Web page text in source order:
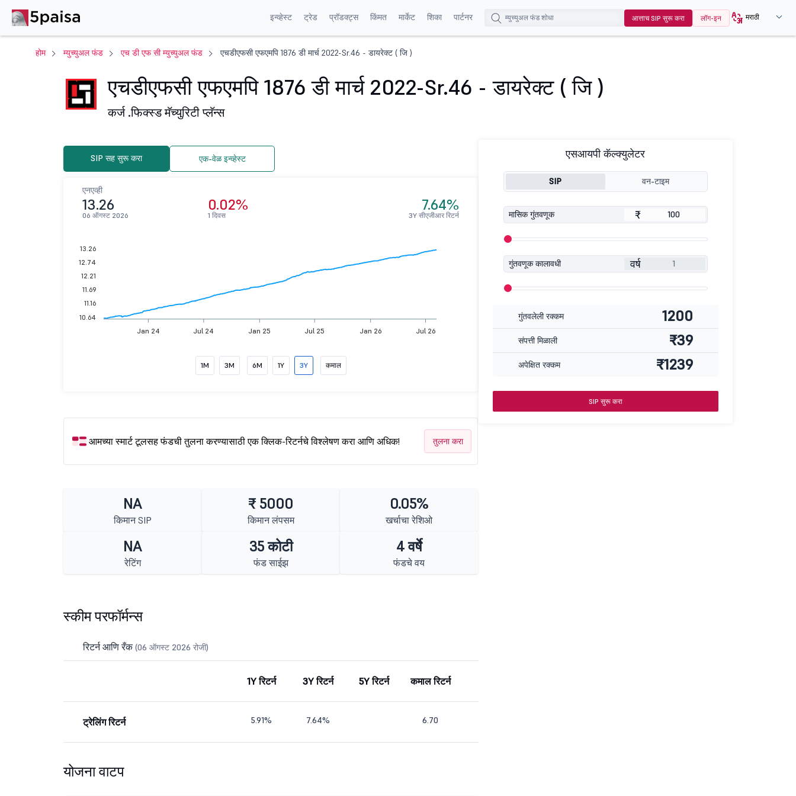
इन्व्हेस्ट ट्रेड प्रॉडक्ट्स किंमत मार्केट शिका पार्टनर आत्ताच SIP सुरू करा लॉग-इन मराठी
होम म्युच्युअल फंड एच डी एफ सी म्युच्युअल फंड एचडीएफसी एफएमपि 1876 डी मार्च 2022-Sr.46 - डायरेक्ट ( जि )
एचडीएफसी एफएमपि 1876 डी मार्च 2022-Sr.46 - डायरेक्ट ( जि )
कर्ज .फिक्स्ड मॅच्युरिटी प्लॅन्स
SIP सह सुरू करा एक-वेळ इन्व्हेस्ट
एनएव्ही
13.26
06 ऑगस्ट 2026
0.02%
1 दिवस
7.64%
3Y सीएजीआर रिटर्न
Jan 24 Jul 24 Jan 25 Jul 25 Jan 26 Jul 26
13.26
12.74
12.21
11.69
11.16
10.64
1M 3M 6M 1Y 3Y कमाल
आमच्या स्मार्ट टूलसह फंडची तुलना करण्यासाठी एक क्लिक-रिटर्नचे विश्लेषण करा आणि अधिक! तुलना करा
NA
किमान SIP
₹ 5000
किमान लंपसम
0.05%
खर्चाचा रेशिओ
NA
रेटिंग
35 कोटी
फंड साईझ
4 वर्षे
फंडचे वय
स्कीम परफॉर्मन्स
रिटर्न आणि रँक(06 ऑगस्ट 2026 रोजी)
1Y रिटर्न 3Y रिटर्न 5Y रिटर्न कमाल रिटर्न
ट्रेलिंग रिटर्न 5.91% 7.64% 6.70
योजना वाटप
एसआयपी कॅल्क्युलेटर
SIP वन-टाइम
मासिक गुंतवणूक ₹
गुंतवणूक कालावधी वर्ष
गुंतवलेली रक्कम 1200
संपत्ती मिळाली ₹39
अपेक्षित रक्कम ₹1239
SIP सुरू करा